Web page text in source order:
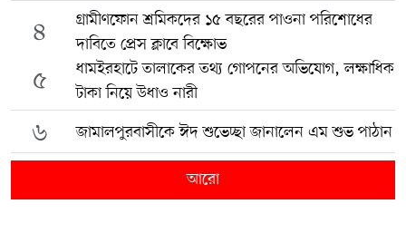
৪
গ্রামীণফোন শ্রমিকদের ১৫ বছরের পাওনা পরিশোধের
দাবিতে প্রেস ক্লাবে বিক্ষোভ
৫
ধামইরহাটে তালাকের তথ্য গোপনের অভিযোগ, লক্ষাধিক
টাকা নিয়ে উধাও নারী
৬ জামালপুরবাসীকে ঈদ শুভেচ্ছা জানালেন এম শুভ পাঠান
আরো